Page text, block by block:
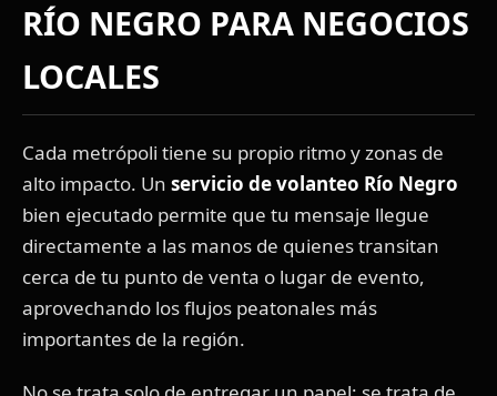
RÍO NEGRO PARA NEGOCIOS
LOCALES
Cada metrópoli tiene su propio ritmo y zonas de
alto impacto. Un servicio de volanteo Río Negro
bien ejecutado permite que tu mensaje llegue
directamente a las manos de quienes transitan
cerca de tu punto de venta o lugar de evento,
aprovechando los flujos peatonales más
importantes de la región.